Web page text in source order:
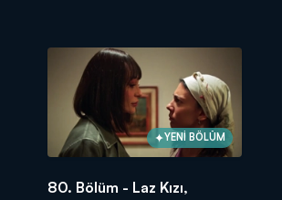
YENİ BÖLÜM
80. Bölüm - Laz Kızı,